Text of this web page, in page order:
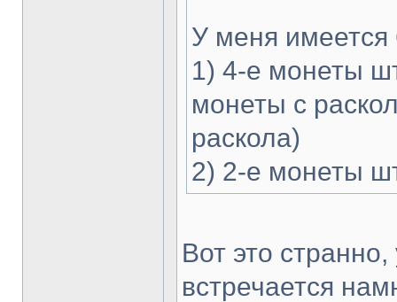
У меня
1) 4-е монеты
монеты с
раскола)
2) 2-е монеты
Вот это
встречается